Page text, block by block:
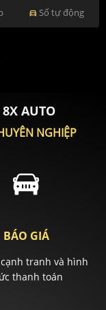
directions_car Số tự động
AUTO
NGHIỆP
BÁO GIÁ
cạnh tranh và hình
thanh toán